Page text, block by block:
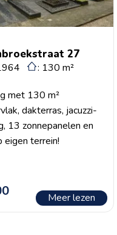
27
: 130 m²
Meer lezen
met 130 m²
dakterras, jacuzzi-
13 zonnepanelen en
eigen terrein!